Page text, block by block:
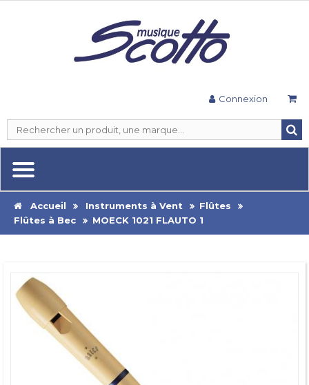
Connexion
Accueil Instruments à Vent
Flûtes
Flûtes à Bec
MOECK 1021 FLAUTO 1